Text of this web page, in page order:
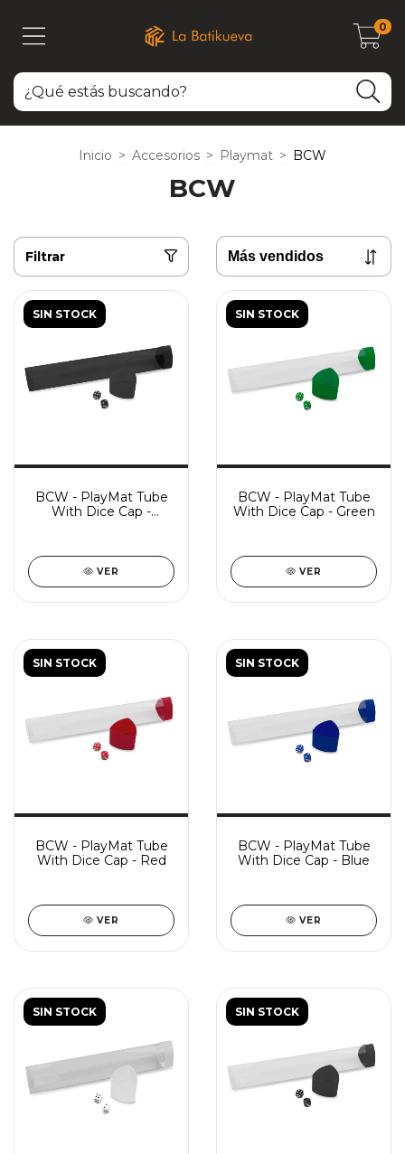
0
Inicio > Accesorios > Playmat > BCW
BCW
Filtrar
SIN STOCK
BCW - PlayMat Tube
With Dice Cap -
VER
SIN STOCK
BCW - PlayMat Tube
With Dice Cap - Green
VER
SIN STOCK
BCW - PlayMat Tube
With Dice Cap - Red
VER
SIN STOCK
BCW - PlayMat Tube
With Dice Cap - Blue
VER
SIN STOCK SIN STOCK